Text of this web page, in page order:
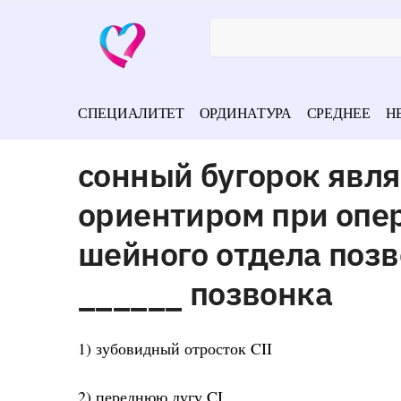
СПЕЦИАЛИТЕТ ОРДИНАТУРА СРЕДНЕЕ
сонный бугорок
ориентиром при
шейного отдела
______ позвонка
1) зубовидный отросток CII
2) переднюю дугу CI